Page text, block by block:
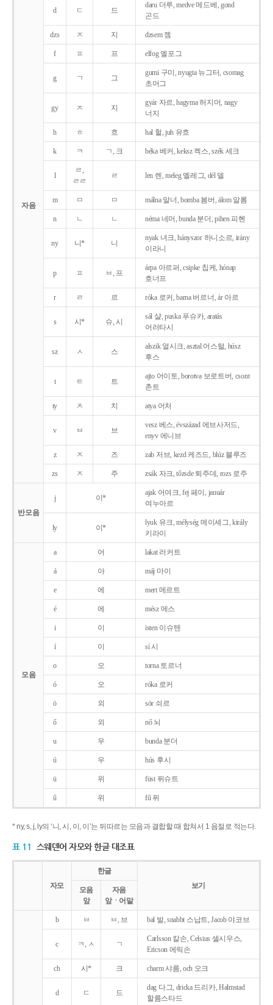
자음
d ㄷ 드
daru 더루, medve 메드베, gond
곤드
dzs ㅈ 지 dzsem 젬
f ㅍ 프 elfog 엘포그
g ㄱ 그
gumi 구미, nyugta 뉴그터, csomag
초머그
gy ㅈ 지
gyár 자르, hagyma 허지머, nagy
너지
h ㅎ 흐 hal 헐, juh 유흐
k ㅋ ㄱ, 크 béka 베커, keksz 켁스, szék 세크
l
ㄹ,
ㄹㄹ
ㄹ len 렌, meleg 멜레그, dél 델
m ㅁ ㅁ málna 말너, bomba 봄버, álom 알롬
n ㄴ ㄴ néma 네머, bunda 분더, pihen 피헨
ny 니* 니
nyak 녀크, hányszor 하니소르, irány
이라니
p ㅍ ㅂ, 프
árpa 아르퍼, csipke 칩케, hónap
호너프
r ㄹ 르 róka 로커, barna 버르너, ár 아르
s 시* 슈, 시
sál 샬, puska 푸슈카, aratás
어러타시
sz ㅅ 스
alszik 얼시크, asztal 어스털, húsz
후스
t ㅌ 트
ajto 어이토, borotva 보로트버, csont
촌트
ty ㅊ 치 atya 어처
v ㅂ 브
vesz 베스, évszázad 에브사저드,
enyv 에니브
z ㅈ 즈 zab 저브, kezd 케즈드, blúz 블루즈
zs ㅈ 주 zsák 자크, tőzsde 퇴주데, rozs 로주
반모음
j 이*
ajak 어여크, fej 페이, január
여누아르
ly 이*
lyuk 유크, mélység 메이셰그, király
키라이
모음
a 어 lakat 러커트
á 아 máj 마이
e 에 mert 메르트
é 에 mész 메스
i 이 isten 이슈텐
í 이 sí 시
o 오 torna 토르너
ó 오 róka 로커
ö 외 sör 쇠르
ő 외 nő 뇌
u 우 bunda 분더
ú 우 hús 후시
ü 위 füst 퓌슈트
ű 위 fű 퓌
* ny, s, j, ly의 ‘니, 시, 이, 이’는 뒤따르는 모음과 결합할 때 합쳐서 1 음절로 적는다.
표 11 스웨덴어 자모와 한글 대조표
자모
한글
보기
모음
앞
자음
앞ㆍ어말
b ㅂ ㅂ, 브 bal 발, snabbt 스납트, Jacob 야코브
c ㅋ, ㅅ ㄱ
Carlsson 칼손, Celsius 셀시우스,
Ericson 에릭손
ch 시* 크 charm 샤름, och 오크
d ㄷ 드
dag 다그, dricka 드리카, Halmstad
할름스타드